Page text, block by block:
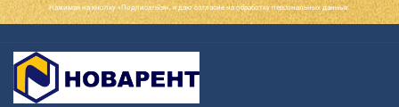
Нажимая на кнопку «Подписаться», я даю cогласие на обработку персональных данных.